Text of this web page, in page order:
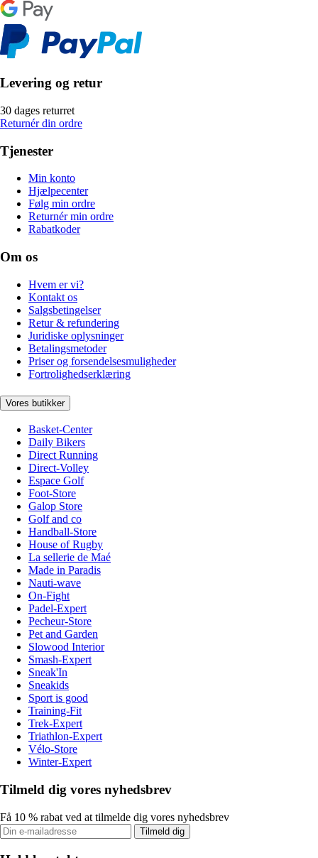
Levering og retur
30 dages returret
Returnér din ordre
Tjenester
Min konto
Hjælpecenter
Følg min ordre
Returnér min ordre
Rabatkoder
Om os
Hvem er vi?
Kontakt os
Salgsbetingelser
Retur & refundering
Juridiske oplysninger
Betalingsmetoder
Priser og forsendelsesmuligheder
Fortrolighedserklæring
Vores butikker
Basket-Center
Daily Bikers
Direct Running
Direct-Volley
Espace Golf
Foot-Store
Galop Store
Golf and co
Handball-Store
House of Rugby
La sellerie de Maé
Made in Paradis
Nauti-wave
On-Fight
Padel-Expert
Pecheur-Store
Pet and Garden
Slowood Interior
Smash-Expert
Sneak'In
Sneakids
Sport is good
Training-Fit
Trek-Expert
Triathlon-Expert
Vélo-Store
Winter-Expert
Tilmeld dig vores nyhedsbrev
Få 10 % rabat ved at tilmelde dig vores nyhedsbrev
Tilmeld dig